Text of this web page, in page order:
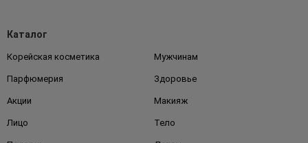
Каталог
Корейская косметика Мужчинам
Парфюмерия Здоровье
Акции Макияж
Лицо Тело